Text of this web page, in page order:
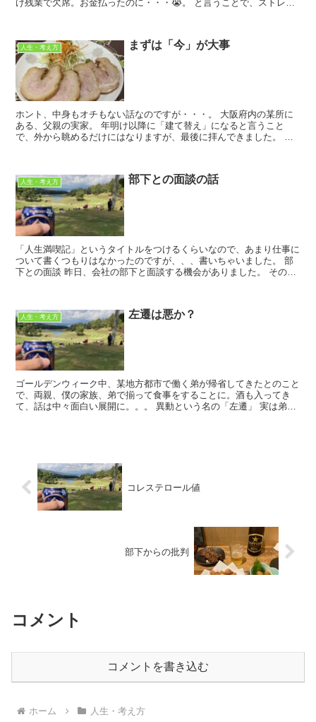
け残業で欠席。お金払ったのに・・・😭。 と言うことで、ストレス
人生・考え方 まずは「今」が大事
ホント、中身もオチもない話なのですが・・・。 大阪府内の某所に
ある、父親の実家。 年明け以降に「建て替え」になると言うこと
で、外から眺めるだけにはなりますが、最後に拝んできました。 僕
人生・考え方 部下との面談の話
「人生満喫記」というタイトルをつけるくらいなので、あまり仕事に
ついて書くつもりはなかったのですが、、、書いちゃいました。 部
下との面談 昨日、会社の部下と面談する機会がありました。 その部
人生・考え方 左遷は悪か？
ゴールデンウィーク中、某地方都市で働く弟が帰省してきたとのこと
で、両親、僕の家族、弟で揃って食事をすることに。酒も入ってき
て、話は中々面白い展開に。。。 異動という名の「左遷」 実は弟、
コレステロール値
部下からの批判
コメント
コメントを書き込む
ホーム 人生・考え方